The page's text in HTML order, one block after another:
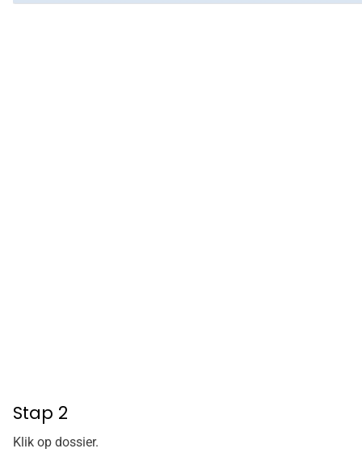
Stap 2
Klik op dossier.